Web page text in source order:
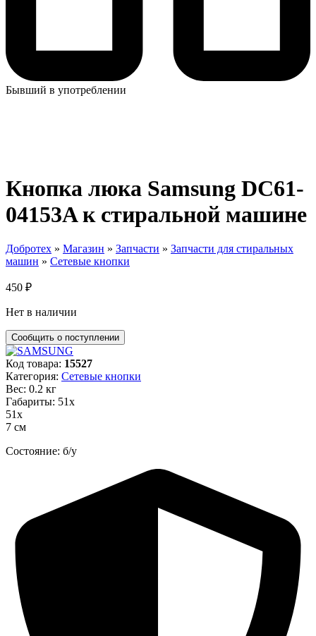
Бывший в употреблении
Кнопка люка Samsung DC61-
04153A к стиральной машине
Добротех » Магазин » Запчасти » Запчасти для стиральных
машин » Сетевые кнопки
450 ₽
Нет в наличии
Код товара: 15527
Категория: Сетевые кнопки
Вес: 0.2 кг
Габариты: 51х
51х
7 см
Состояние: б/у